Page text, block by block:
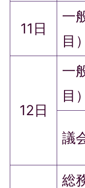
11日
一
目）
12日
一
目）
議
総